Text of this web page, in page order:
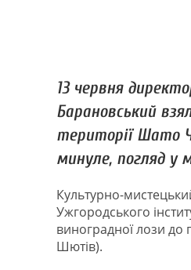
13 червня
Барановський
території Шато
минуле, погляд у
Культурно-
Ужгородського
виноградної лози до
Шютів).